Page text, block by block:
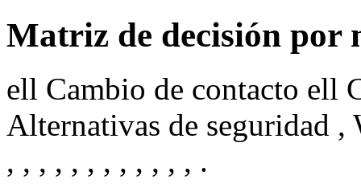
Matriz de decisión por
ell Cambio de contacto ell
Alternativas de seguridad ,
, , , , , , , , , , , , .